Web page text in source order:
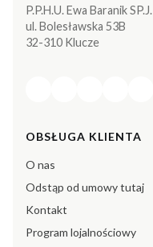
P.P.H.U. Ewa Baranik SP.J.
ul. Bolesławska 53B
32-310 Klucze
Linki w stopce
OBSŁUGA KLIENTA
O nas
Odstąp od umowy tutaj
Kontakt
Program lojalnościowy